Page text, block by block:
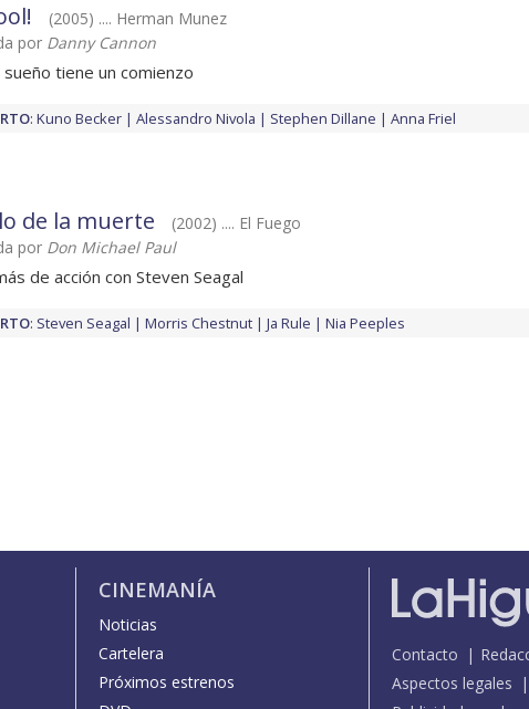
(2005) .... Herman Munez
por Danny Cannon
tiene un comienzo
: Kuno Becker Alessandro Nivola Stephen Dillane Anna Friel
de la muerte
(2002) .... El Fuego
por Don Michael Paul
de acción con Steven Seagal
: Steven Seagal Morris Chestnut Ja Rule Nia Peeples
CINEMANÍA
Noticias
Cartelera
Próximos estrenos
Contacto
Aspectos legales